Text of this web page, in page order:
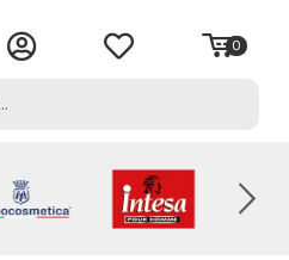
0